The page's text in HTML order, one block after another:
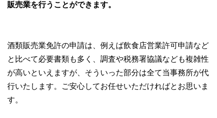
販売業を行うことができます。
酒類販売業免許の申請は、例えば飲食店営業許可申請など
と比べて必要書類も多く、調査や税務署協議なども複雑性
が高いといえますが、そういった部分は全て当事務所が代
行いたします。ご安心してお任せいただければとお思いま
す。